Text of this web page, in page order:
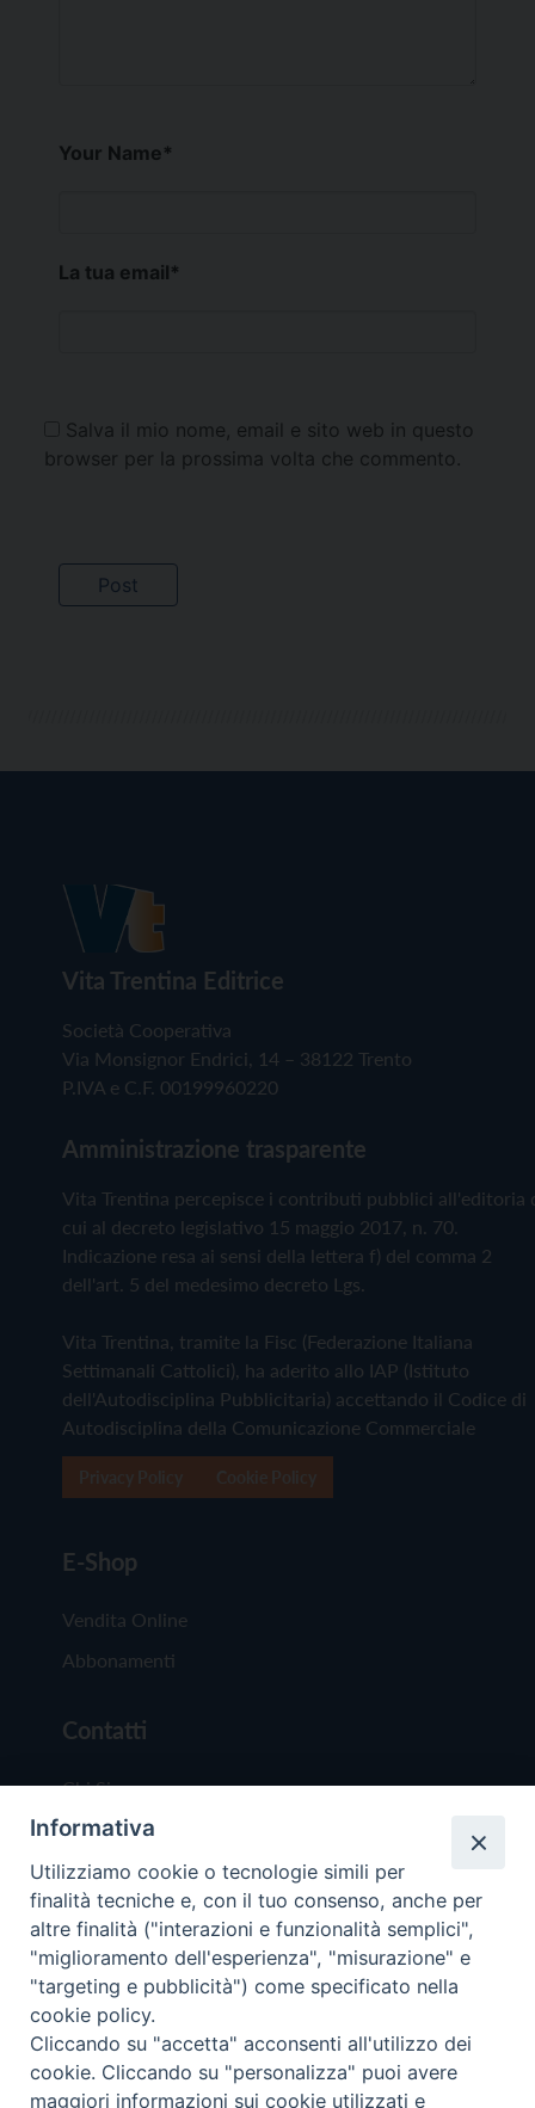
Your Name*
La tua email*
Salva il mio nome, email e sito web in questo
browser per la prossima volta che commento.
Vita Trentina Editrice
Società Cooperativa
Via Monsignor Endrici, 14 – 38122 Trento
P.IVA e C.F. 00199960220
Amministrazione trasparente
Vita Trentina percepisce i contributi pubblici all'editoria
cui al decreto legislativo 15 maggio 2017, n. 70.
Indicazione resa ai sensi della lettera f) del comma 2
dell'art. 5 del medesimo decreto Lgs.
Vita Trentina, tramite la Fisc (Federazione Italiana
Settimanali Cattolici), ha aderito allo IAP (Istituto
dell'Autodisciplina Pubblicitaria) accettando il Codice di
Autodisciplina della Comunicazione Commerciale
E-Shop
Vendita Online
Abbonamenti
Contatti
Chi Siamo
Redazione
Scrivici
Copyright © 2019 - Tutti i diritti riservati - Vita
Trentina Editrice
Informativa
Utilizziamo cookie o tecnologie simili per
finalità tecniche e, con il tuo consenso, anche per
altre finalità ("interazioni e funzionalità semplici",
"miglioramento dell'esperienza", "misurazione" e
"targeting e pubblicità") come specificato nella
cookie policy.
Cliccando su "accetta" acconsenti all'utilizzo dei
cookie. Cliccando su "personalizza" puoi avere
maggiori informazioni sui cookie utilizzati e